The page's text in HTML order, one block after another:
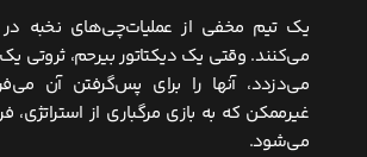
یک تیم مخفی از عملیات‌چی‌های نخبه در
می‌کنند. وقتی یک دیکتاتور بیرحم، ثروتی یک
می‌دزدد، آنها را برای پس‌گرفتن آن
غیرممکن که به بازی مرگباری از استراتژی،
می‌شود.